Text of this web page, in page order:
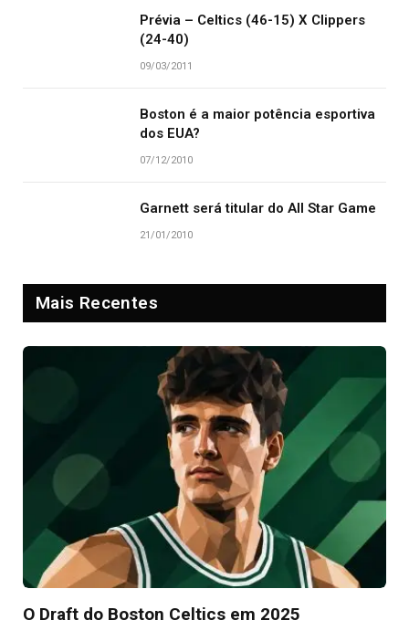
Prévia – Celtics (46-15) X Clippers
(24-40)
09/03/2011
Boston é a maior potência esportiva
dos EUA?
07/12/2010
Garnett será titular do All Star Game
21/01/2010
Mais Recentes
O Draft do Boston Celtics em 2025